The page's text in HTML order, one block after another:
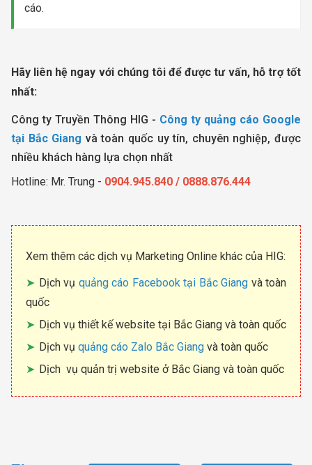
cáo.
Hãy liên hệ ngay với chúng tôi để được tư vấn, hỗ trợ tốt
nhất:
Công ty Truyền Thông HIG - Công ty quảng cáo Google
tại Bắc Giang và toàn quốc uy tín, chuyên nghiệp, được
nhiều khách hàng lựa chọn nhất
Hotline: Mr. Trung - 0904.945.840 / 0888.876.444
Xem thêm các dịch vụ Marketing Online khác của HIG:
Dịch vụ quảng cáo Facebook tại Bắc Giang và toàn
quốc
Dịch vụ thiết kế website tại Bắc Giang và toàn quốc
Dịch vụ quảng cáo Zalo Bắc Giang và toàn quốc
Dịch vụ quản trị website ở Bắc Giang và toàn quốc